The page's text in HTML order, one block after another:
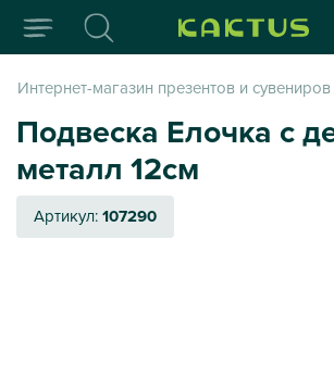
Интернет-магазин презентов и
Подвеска Елочка с
металл 12см
Артикул:107290